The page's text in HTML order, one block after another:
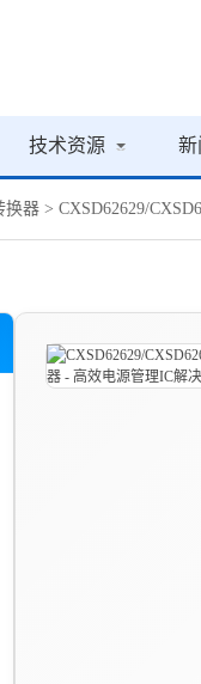
技术资源 新
换器 > CXSD62629/